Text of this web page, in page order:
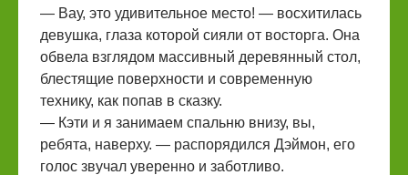
— Вау, это удивительное место! — восхитилась
девушка, глаза которой сияли от восторга. Она
обвела взглядом массивный деревянный стол,
блестящие поверхности и современную
технику, как попав в сказку.
— Кэти и я занимаем спальню внизу, вы,
ребята, наверху. — распорядился Дэймон, его
голос звучал уверенно и заботливо.